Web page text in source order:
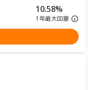
10.58%
1年最大回撤